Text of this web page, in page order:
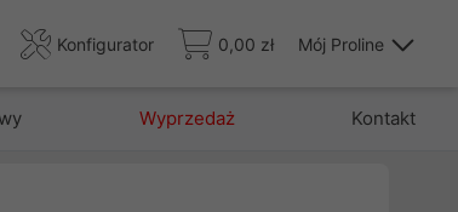
Konfigurator 0,00 zł Mój Proline
Wyprzedaż Kontakt